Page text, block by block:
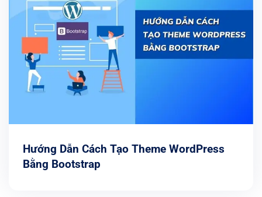
Hướng Dẫn Cách Tạo Theme WordPress
Bằng Bootstrap